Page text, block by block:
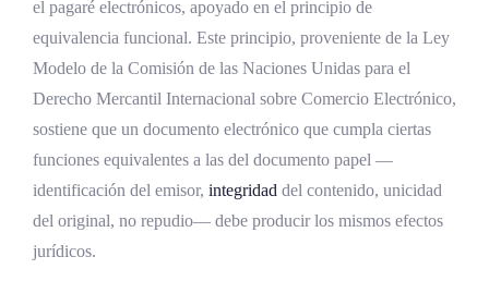
el pagaré electrónicos, apoyado en el principio de
equivalencia funcional. Este principio, proveniente de la Ley
Modelo de la Comisión de las Naciones Unidas para el
Derecho Mercantil Internacional sobre Comercio Electrónico,
sostiene que un documento electrónico que cumpla ciertas
funciones equivalentes a las del documento papel —
identificación del emisor, integridad del contenido, unicidad
del original, no repudio— debe producir los mismos efectos
jurídicos.